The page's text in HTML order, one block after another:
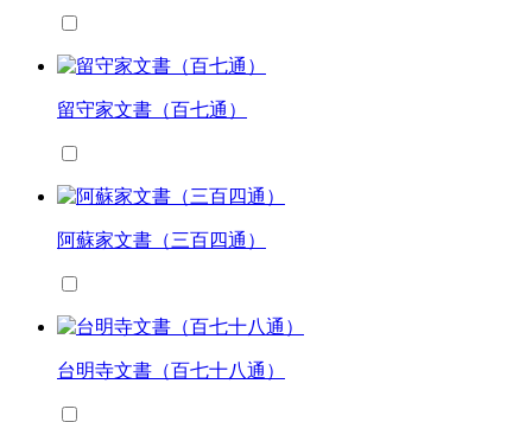
留守家文書（百七通）
阿蘇家文書（三百四通）
台明寺文書（百七十八通）